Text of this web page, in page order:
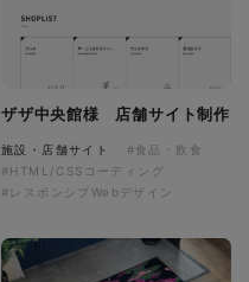
ザザ中央館様 店舗サイト制作
施設・店舗サイト
#食品・飲食
#HTML/CSSコーディング
#レスポンシブWebデザイン